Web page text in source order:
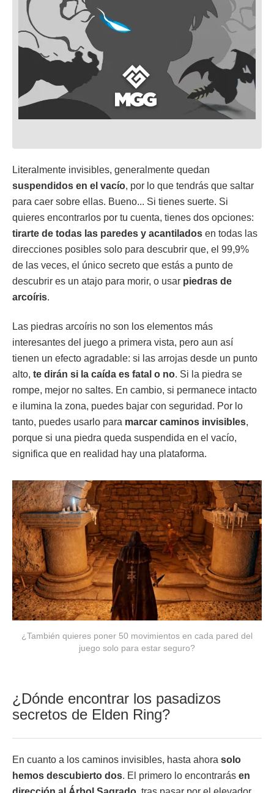
Literalmente invisibles, generalmente quedan
suspendidos en el vacío, por lo que tendrás que saltar
para caer sobre ellas. Bueno... Si tienes suerte. Si
quieres encontrarlos por tu cuenta, tienes dos opciones:
tirarte de todas las paredes y acantilados en todas las
direcciones posibles solo para descubrir que, el 99,9%
de las veces, el único secreto que estás a punto de
descubrir es un atajo para morir, o usar piedras de
arcoíris.
Las piedras arcoíris no son los elementos más
interesantes del juego a primera vista, pero aun así
tienen un efecto agradable: si las arrojas desde un punto
alto, te dirán si la caída es fatal o no. Si la piedra se
rompe, mejor no saltes. En cambio, si permanece intacto
e ilumina la zona, puedes bajar con seguridad. Por lo
tanto, puedes usarlo para marcar caminos invisibles,
porque si una piedra queda suspendida en el vacío,
significa que en realidad hay una plataforma.
¿También quieres poner 50 movimientos en cada pared del
juego solo para estar seguro?
¿Dónde encontrar los pasadizos
secretos de Elden Ring?
En cuanto a los caminos invisibles, hasta ahora solo
hemos descubierto dos. El primero lo encontrarás en